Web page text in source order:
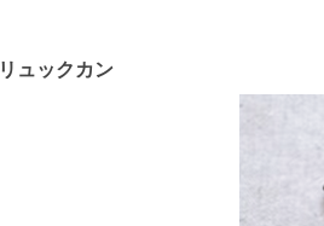
リュックカン